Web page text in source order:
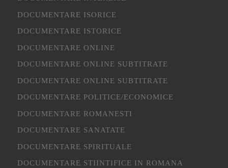
DOCUMENTARE ISORICE
DOCUMENTARE ISTORICE
DOCUMENTARE ONLINE
DOCUMENTARE ONLINE SUBTITRATE
DOCUMENTARE ONLINE SUBTITRATE
DOCUMENTARE POLITICE/ECONOMICE
DOCUMENTARE ROMANESTI
DOCUMENTARE SANATATE
DOCUMENTARE SPIRITUALE
DOCUMENTARE STIINTIFICE IN ROMANA